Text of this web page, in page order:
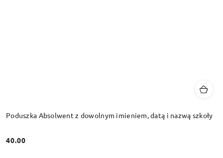
Poduszka Absolwent z dowolnym imieniem, datą i nazwą szkoły
Cena:
40.00